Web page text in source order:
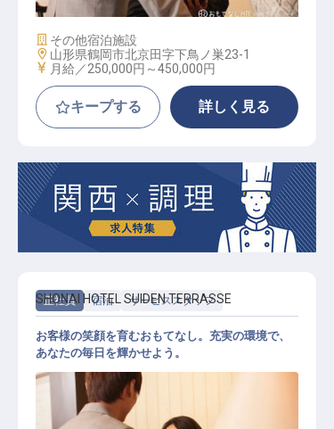
施設業態
その他宿泊施設
勤務地
山形県鶴岡市北京田字下鳥ノ巣23-1
給与
月給／250,000円～450,000円
キープする 詳しく見る
正社員 宿泊 サービススタッフ
SHONAI HOTEL SUIDEN TERRASSE
お客様の笑顔を育むおもてなし。充実の環境で、
あなたの毎日を輝かせよう。